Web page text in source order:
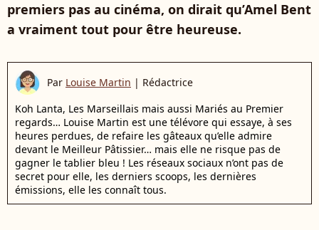
premiers pas au cinéma, on dirait qu’Amel Bent
a vraiment tout pour être heureuse.
Par Louise Martin | Rédactrice
Koh Lanta, Les Marseillais mais aussi Mariés au Premier
regards… Louise Martin est une télévore qui essaye, à ses
heures perdues, de refaire les gâteaux qu’elle admire
devant le Meilleur Pâtissier… mais elle ne risque pas de
gagner le tablier bleu ! Les réseaux sociaux n’ont pas de
secret pour elle, les derniers scoops, les dernières
émissions, elle les connaît tous.